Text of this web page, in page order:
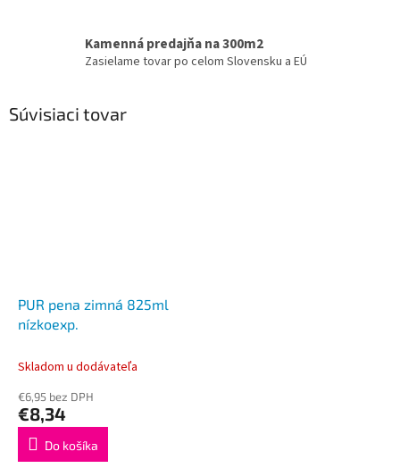
Kamenná predajňa na 300m2
Zasielame tovar po celom Slovensku a EÚ
Súvisiaci tovar
PUR pena zimná 825ml
nízkoexp.
Skladom u dodávateľa
€6,95 bez DPH
€8,34
Do košíka